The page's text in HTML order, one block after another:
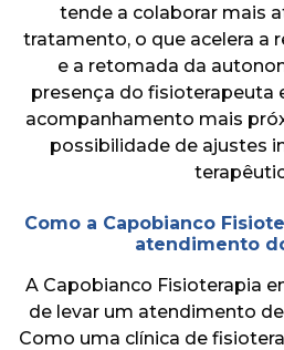
tende a colaborar mais
tratamento, o que acelera a
e a retomada da
presença do fisioterapeuta
acompanhamento mais
possibilidade de ajustes
Como a Capobianco
atendimento
A Capobianco Fisioterapia
de levar um atendimento
Como uma clínica de